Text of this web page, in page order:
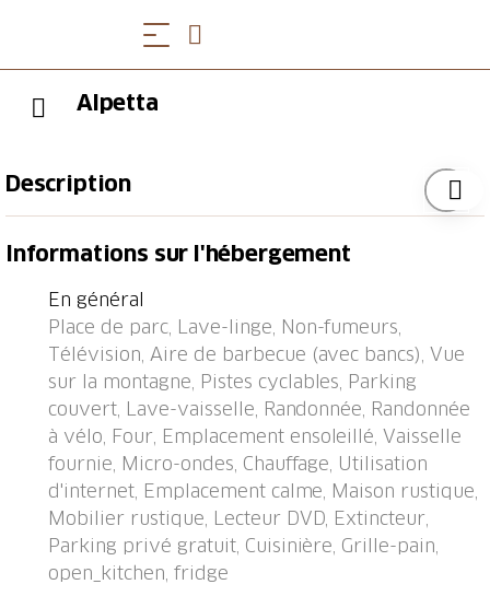
Alpetta
Description
rustique "Alpetta", 1'550 m au dessus du niveau de la
bordure de la localité, situation tranquille, ensoleillée,
à 8 km du lac, à 2.5 km du domaine skiable, dans la
verdure, en bordure du terrain de golf.
Infrastructures de la Maison: réduit pour bicyclettes,
local pour les skis, chauffage central, lave-linge,
sèche-linge (en commun, en sus), étendoir à linge.
Accès en voiture jusqu'à la maison. En hiver 4x4
recommandé. Place de parking (pour 2 voitures)
près de la maison. Magasins 6 km, magasin
d'alimentation 6 km, supermarché 6 km, restaurant
1.5 km, arrêt de bus 350 m, gare ferroviaire 800 m,
Informations sur l'hébergement
En général
Place de parc, Lave-linge, Non-fumeurs,
Télévision, Aire de barbecue (avec bancs), Vue
sur la montagne, Pistes cyclables, Parking
couvert, Lave-vaisselle, Randonnée, Randonnée
à vélo, Four, Emplacement ensoleillé, Vaisselle
fournie, Micro-ondes, Chauffage, Utilisation
d'internet, Emplacement calme, Maison rustique,
Mobilier rustique, Lecteur DVD, Extincteur,
Parking privé gratuit, Cuisinière, Grille-pain,
open_kitchen, fridge